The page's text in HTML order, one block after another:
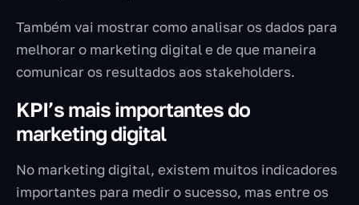
Também vai mostrar como analisar os dados para
melhorar o marketing digital e de que maneira
comunicar os resultados aos stakeholders.
KPI’s mais importantes do
marketing digital
No marketing digital, existem muitos indicadores
importantes para medir o sucesso, mas entre os